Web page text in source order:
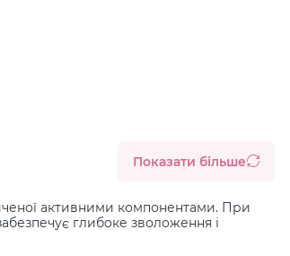
Показати більше
активними компонентами. При
глибоке зволоження і